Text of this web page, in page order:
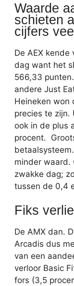
Waarde
schieten
cijfers
De AEX
dag want het
566,33
andere Just
Heineken won
precies te zijn.
ook in de plus
procent.
minder waard.
zwakke dag;
tussen de 0,4
Fiks
De AMX dan.
Arcadis dus
van een
verloor Basic
fors (3,5